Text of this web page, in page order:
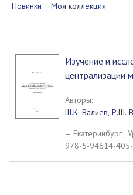
Новинки Моя коллекция
Изучение и
централизации
Авторы:
Ш.К. Валиев, Р.Ш.
– Екатеринбург :
978-5-94614-